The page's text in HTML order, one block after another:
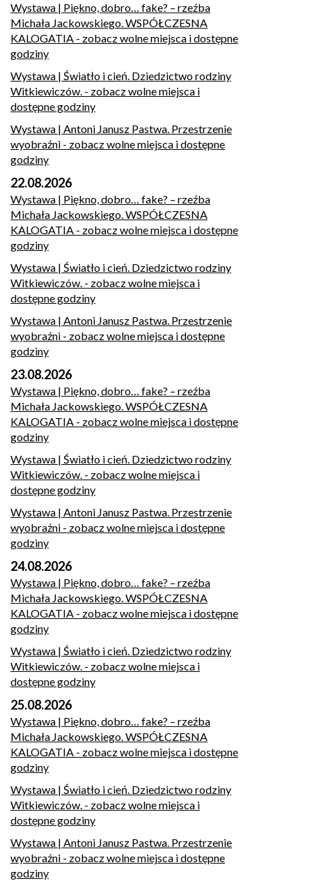
Wystawa | Piękno, dobro… fake? – rzeźba
Michała Jackowskiego. WSPÓŁCZESNA
KALOGATIA - zobacz wolne miejsca i dostępne
godziny
Wystawa | Światło i cień. Dziedzictwo rodziny
Witkiewiczów. - zobacz wolne miejsca i
dostępne godziny
Wystawa | Antoni Janusz Pastwa. Przestrzenie
wyobraźni - zobacz wolne miejsca i dostępne
godziny
22.08.2026
Wystawa | Piękno, dobro… fake? – rzeźba
Michała Jackowskiego. WSPÓŁCZESNA
KALOGATIA - zobacz wolne miejsca i dostępne
godziny
Wystawa | Światło i cień. Dziedzictwo rodziny
Witkiewiczów. - zobacz wolne miejsca i
dostępne godziny
Wystawa | Antoni Janusz Pastwa. Przestrzenie
wyobraźni - zobacz wolne miejsca i dostępne
godziny
23.08.2026
Wystawa | Piękno, dobro… fake? – rzeźba
Michała Jackowskiego. WSPÓŁCZESNA
KALOGATIA - zobacz wolne miejsca i dostępne
godziny
Wystawa | Światło i cień. Dziedzictwo rodziny
Witkiewiczów. - zobacz wolne miejsca i
dostępne godziny
Wystawa | Antoni Janusz Pastwa. Przestrzenie
wyobraźni - zobacz wolne miejsca i dostępne
godziny
24.08.2026
Wystawa | Piękno, dobro… fake? – rzeźba
Michała Jackowskiego. WSPÓŁCZESNA
KALOGATIA - zobacz wolne miejsca i dostępne
godziny
Wystawa | Światło i cień. Dziedzictwo rodziny
Witkiewiczów. - zobacz wolne miejsca i
dostępne godziny
25.08.2026
Wystawa | Piękno, dobro… fake? – rzeźba
Michała Jackowskiego. WSPÓŁCZESNA
KALOGATIA - zobacz wolne miejsca i dostępne
godziny
Wystawa | Światło i cień. Dziedzictwo rodziny
Witkiewiczów. - zobacz wolne miejsca i
dostępne godziny
Wystawa | Antoni Janusz Pastwa. Przestrzenie
wyobraźni - zobacz wolne miejsca i dostępne
godziny